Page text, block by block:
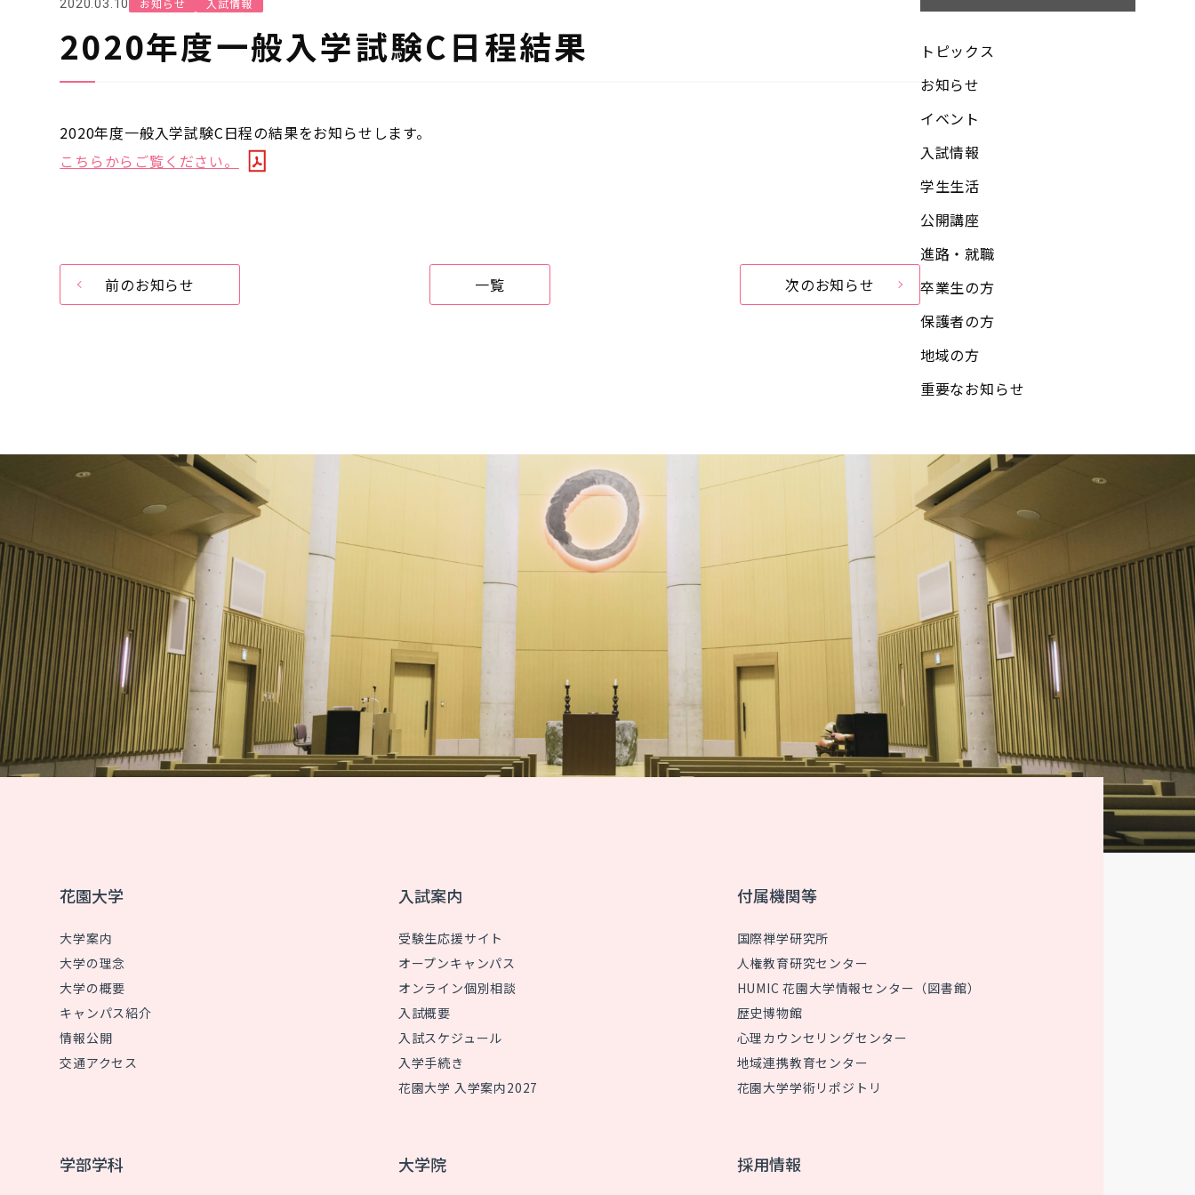
2020.03.10 お知らせ 入試情報
2020年度一般入学試験C日程結果
2020年度一般入学試験C日程の結果をお知らせします。
こちらからご覧ください。
前のお知らせ 一覧 次のお知らせ
トピックス
お知らせ
イベント
入試情報
学生生活
公開講座
進路・就職
卒業生の方
保護者の方
地域の方
重要なお知らせ
花園大学
大学案内
大学の理念
大学の概要
キャンパス紹介
情報公開
交通アクセス
入試案内
受験生応援サイト
オープンキャンパス
オンライン個別相談
入試概要
入試スケジュール
入学手続き
花園大学 入学案内2027
付属機関等
国際禅学研究所
人権教育研究センター
HUMIC 花園大学情報センター（図書館）
歴史博物館
心理カウンセリングセンター
地域連携教育センター
花園大学学術リポジトリ
学部学科 大学院 採用情報